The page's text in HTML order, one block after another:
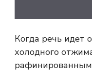
Когда речь идет
холодного